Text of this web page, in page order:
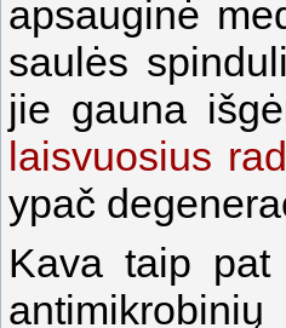
apsauginė
saulės
jie gauna
laisvuosius
ypač
Kava taip pat